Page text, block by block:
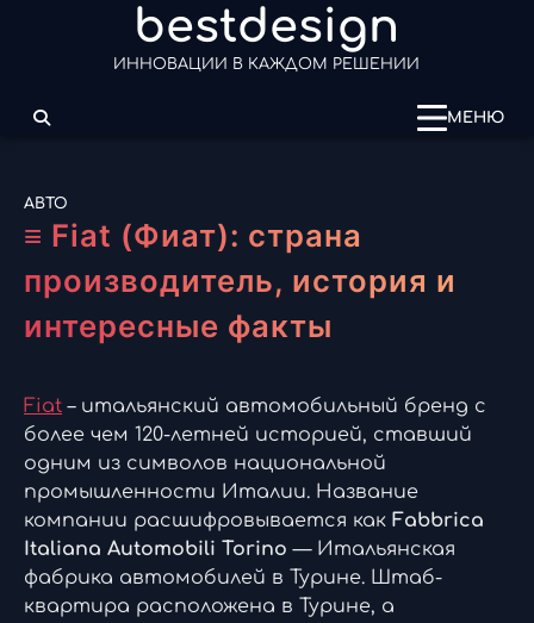
содержимому
bestdesign
ИННОВАЦИИ В КАЖДОМ РЕШЕНИИ
МЕНЮ
АВТО
≡ Fiat (Фиат): страна
производитель, история и
интересные факты
Fiat – итальянский автомобильный бренд с
более чем 120-летней историей, ставший
одним из символов национальной
промышленности Италии. Название
компании расшифровывается как Fabbrica
Italiana Automobili Torino — Итальянская
фабрика автомобилей в Турине. Штаб-
квартира расположена в Турине, а